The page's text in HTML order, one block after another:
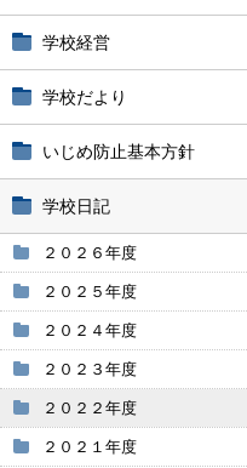
学校経営
学校だより
いじめ防止基本方針
学校日記
２０２６年度
２０２５年度
２０２４年度
２０２３年度
２０２２年度
２０２１年度